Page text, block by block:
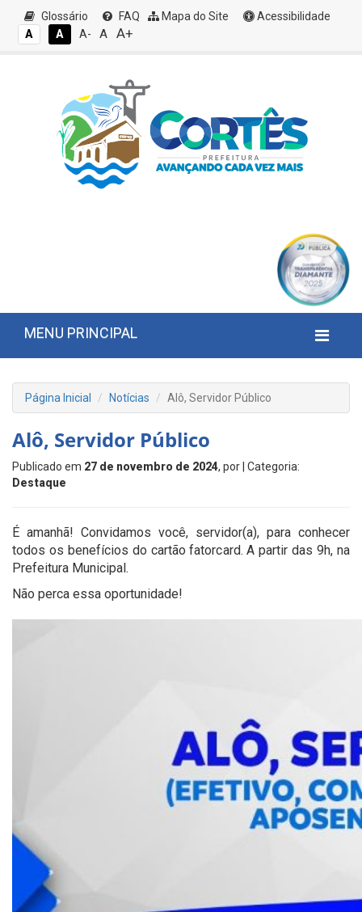
Glossário FAQ Mapa do Site
Acessibilidade
A
A A- A A+
MENU PRINCIPAL
Página Inicial Notícias Alô, Servidor Público
Alô, Servidor Público
Publicado em 27 de novembro de 2024, por | Categoria:
Destaque
É amanhã! Convidamos você, servidor(a), para conhecer
todos os benefícios do cartão fatorcard. A partir das 9h, na
Prefeitura Municipal.
Não perca essa oportunidade!